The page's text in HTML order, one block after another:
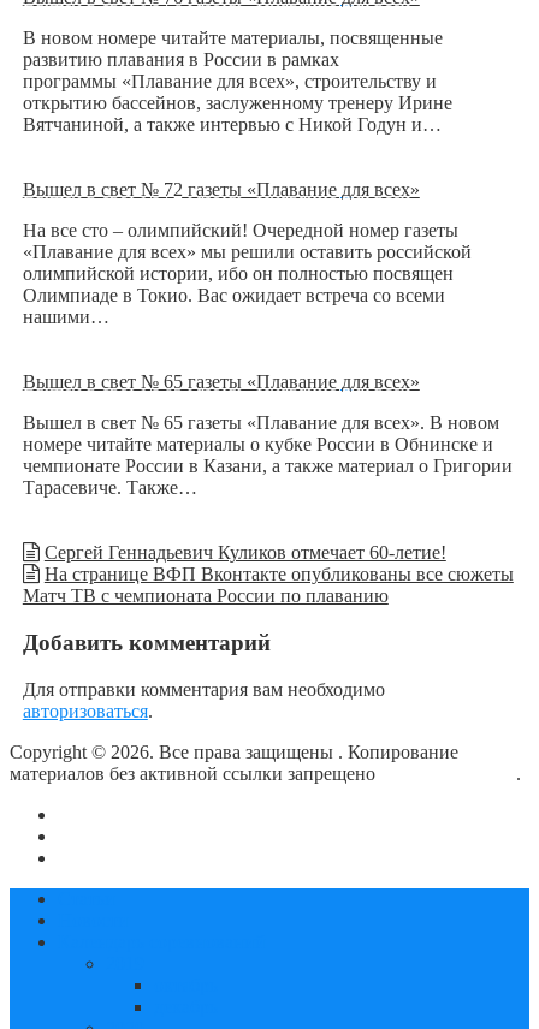
В новом номере читайте материалы, посвященные
развитию плавания в России в рамках
программы «Плавание для всех», строительству и
открытию бассейнов, заслуженному тренеру Ирине
Вятчаниной, а также интервью с Никой Годун и…
Вышел в свет № 72 газеты «Плавание для всех»
На все сто – олимпийский! Очередной номер газеты
«Плавание для всех» мы решили оставить российской
олимпийской истории, ибо он полностью посвящен
Олимпиаде в Токио. Вас ожидает встреча со всеми
нашими…
Вышел в свет № 65 газеты «Плавание для всех»
Вышел в свет № 65 газеты «Плавание для всех». В новом
номере читайте материалы о кубке России в Обнинске и
чемпионате России в Казани, а также материал о Григории
Тарасевиче. Также…
Сергей Геннадьевич Куликов отмечает 60-летие!
На странице ВФП Вконтакте опубликованы все сюжеты
Матч ТВ с чемпионата России по плаванию
Добавить комментарий
Для отправки комментария вам необходимо
авторизоваться.
Copyright © 2026. Все права защищены . Копирование
материалов без активной ссылки запрещено
.